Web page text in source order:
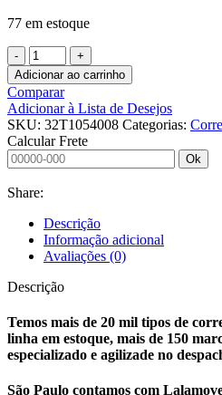
77 em estoque
Adicionar ao carrinho
Comparar
Adicionar à Lista de Desejos
SKU: 32T1054008 Categorias:
Calcular Frete
Ok
Share:
Descrição
Informação adicional
Avaliações (0)
Descrição
Temos mais de 20 mil tipos de
linha em estoque, mais de 150
especializado e agilizade no
São Paulo contamos com